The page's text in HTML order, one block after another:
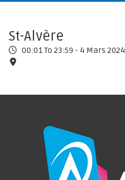
St-Alvère
00:01 To 23:59 - 4 Mars 2024